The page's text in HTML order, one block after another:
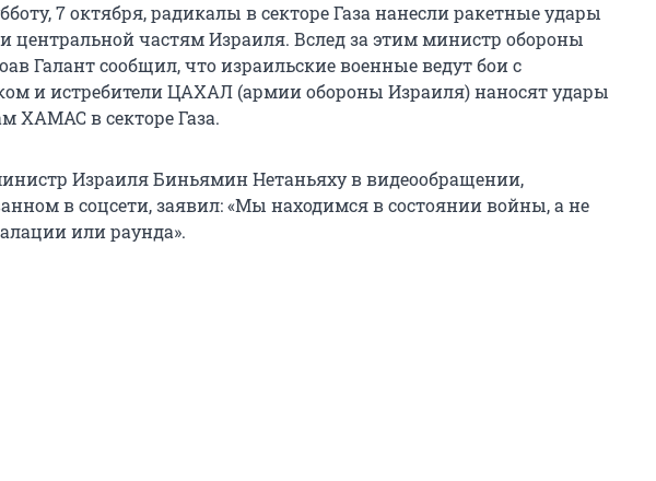
7 октября, радикалы в секторе Газа нанесли ракетные удары
центральной частям Израиля. Вслед за этим министр обороны
Галант сообщил, что израильские военные ведут бои с
и истребители ЦАХАЛ (армии обороны Израиля) наносят удары
ХАМАС в секторе Газа.
Израиля Биньямин Нетаньяху в видеообращении,
в соцсети, заявил: «Мы находимся в состоянии войны, а не
или раунда».